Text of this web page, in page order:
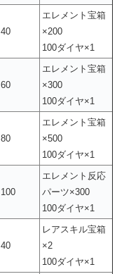
40
エレメント宝箱
×200
100ダイヤ×1
60
エレメント宝箱
×300
100ダイヤ×1
80
エレメント宝箱
×500
100ダイヤ×1
100
エレメント反応
パーツ×300
100ダイヤ×1
40
レアスキル宝箱
×2
100ダイヤ×1